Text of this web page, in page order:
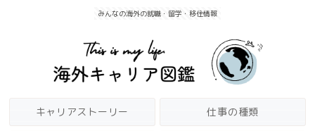
みんなの海外の就職・留学・移住情報
キャリアストーリー 仕事の種類